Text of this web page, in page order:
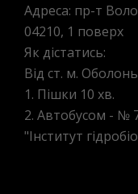
Адреса: пр-т
04210, 1 поверх
Як дістатись:
Від ст. м. Оболонь
1. Пішки 10 хв.
2. Автобусом - №
"Інститут